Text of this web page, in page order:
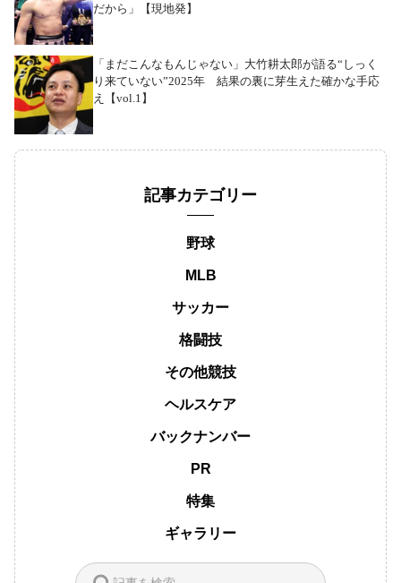
だから」【現地発】
「まだこんなもんじゃない」大竹耕太郎が語る“しっく
り来ていない”2025年 結果の裏に芽生えた確かな手応
え【vol.1】
記事カテゴリー
野球
MLB
サッカー
格闘技
その他競技
ヘルスケア
バックナンバー
PR
特集
ギャラリー